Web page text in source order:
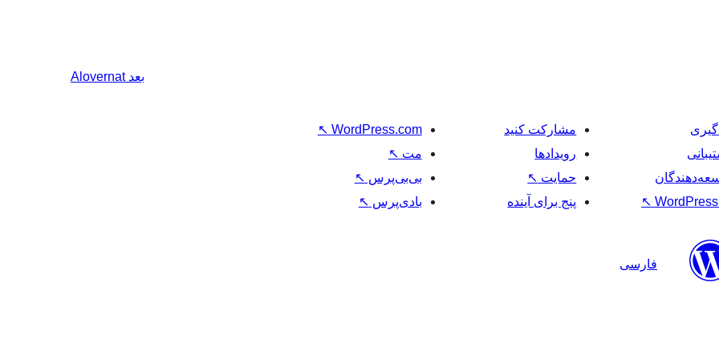
بعد Alovernat
↖
مشارکت کنید
رویدادها
حمایت ↖
پنج برای آینده
WordPress.com
↖
مت ↖
بی‌بی‌پرس ↖
بادی‌پرس ↖
فارسی